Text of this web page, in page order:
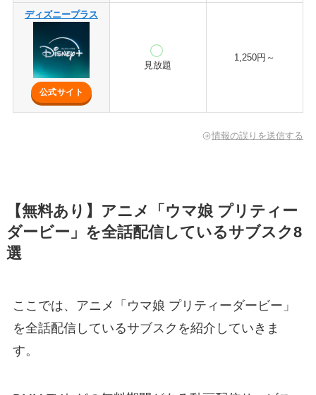
ディズニープラス
公式サイト
見放題
1,250円～
情報の誤りを送信する
【無料あり】アニメ「ウマ娘 プリティー
ダービー」を全話配信しているサブスク8
選
ここでは、アニメ「ウマ娘 プリティーダービー」
を全話配信しているサブスクを紹介していきま
す。